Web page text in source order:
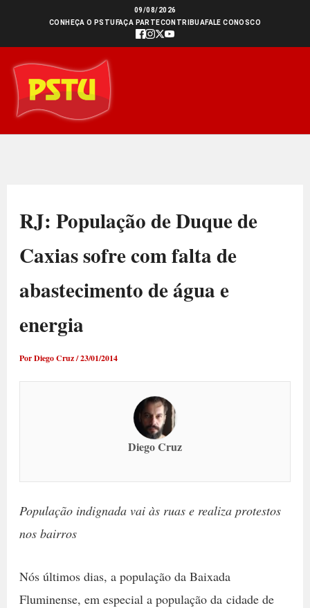
conteúdo
09/08/2026
CONHEÇA O PSTU FAÇA PARTECONTRIBUAFALE CONOSCO
RJ: População de Duque de
Caxias sofre com falta de
abastecimento de água e
energia
PorDiego Cruz/23/01/2014
Diego Cruz
População indignada vai às ruas e realiza protestos
nos bairros
Nós últimos dias, a população da Baixada
Fluminense, em especial a população da cidade de